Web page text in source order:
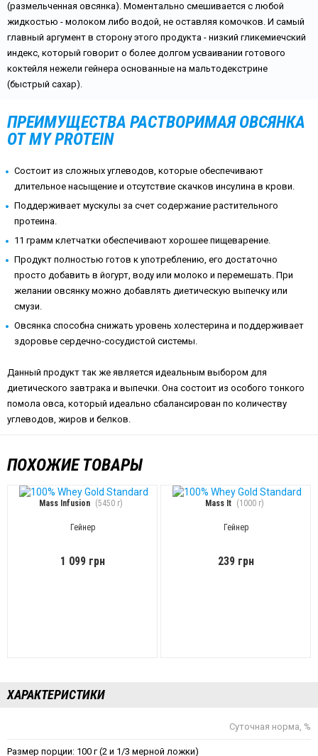
(размельченная овсянка). Моментально смешивается с любой
жидкостью - молоком либо водой, не оставляя комочков. И самый
главный аргумент в сторону этого продукта - низкий гликемиечский
индекс, который говорит о более долгом усваивании готового
коктейля нежели гейнера основанные на мальтодекстрине
(быстрый сахар).
ПРЕИМУЩЕСТВА РАСТВОРИМАЯ ОВСЯНКА
ОТ MY PROTEIN
Состоит из сложных углеводов, которые обеспечивают
длительное насыщение и отсутствие скачков инсулина в крови.
Поддерживает мускулы за счет содержание растительного
протеина.
11 грамм клетчатки обеспечивают хорошее пищеварение.
Продукт полностью готов к употреблению, его достаточно
просто добавить в йогурт, воду или молоко и перемешать. При
желании овсянку можно добавлять диетическую выпечку или
смузи.
Овсянка способна снижать уровень холестерина и поддерживает
здоровье сердечно-сосудистой системы.
Данный продукт так же является идеальным выбором для
диетического завтрака и выпечки. Она состоит из особого тонкого
помола овса, который идеально сбалансирован по количеству
углеводов, жиров и белков.
ПОХОЖИЕ ТОВАРЫ
Mass Infusion (5450 г)
Гейнер
1 099 грн
Mass It (1000 г)
Гейнер
239 грн
ХАРАКТЕРИСТИКИ
Суточная норма, %
Размер порции: 100 г (2 и 1/3 мерной ложки)